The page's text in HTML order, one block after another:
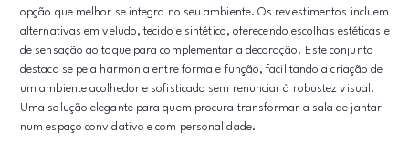
opção que melhor se integra no seu ambiente. Os revestimentos incluem
alternativas em veludo, tecido e sintético, oferecendo escolhas estéticas e
de sensação ao toque para complementar a decoração. Este conjunto
destaca se pela harmonia entre forma e função, facilitando a criação de
um ambiente acolhedor e sofisticado sem renunciar à robustez visual.
Uma solução elegante para quem procura transformar a sala de jantar
num espaço convidativo e com personalidade.